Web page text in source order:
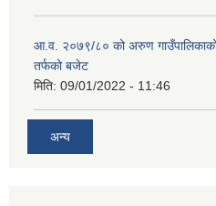
आ.व. २०७९/८० को अरुण गाउँपालिकाको
तर्फको बजेट
मिति: 09/01/2022 - 11:46
अन्य